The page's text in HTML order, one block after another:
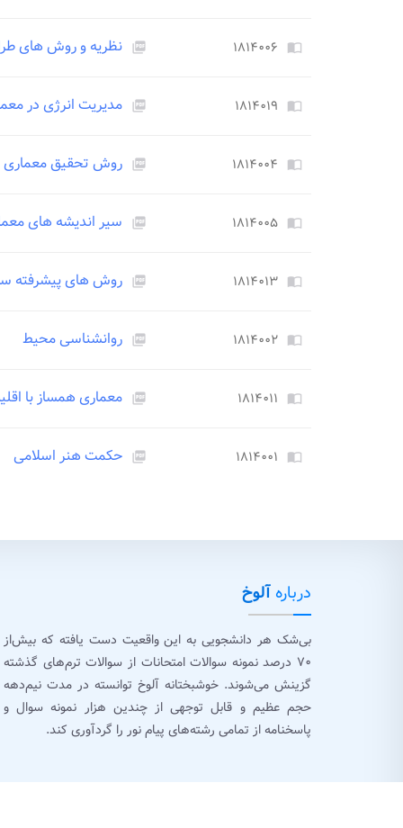
import_contacts ۱۸۱۴۰۰۶ picture_as_pdf نظریه و روش های
import_contacts ۱۸۱۴۰۱۹ picture_as_pdf مدیریت انرژی در
import_contacts ۱۸۱۴۰۰۴ picture_as_pdf روش تحقیق معماری
import_contacts ۱۸۱۴۰۰۵ picture_as_pdf سیر اندیشه های
import_contacts ۱۸۱۴۰۱۳ picture_as_pdf روش های پیشرفته
import_contacts ۱۸۱۴۰۰۲ picture_as_pdf روانشناسی محیط
import_contacts ۱۸۱۴۰۱۱ picture_as_pdf معماری همساز با
import_contacts ۱۸۱۴۰۰۱ picture_as_pdf حکمت هنر اسلامی
درباره آلوخ
بی‌شک هر دانشجویی به این واقعیت دست یافته که بیش‌از
۷۰ درصد نمونه سوالات امتحانات از سوالات ترم‌های گذشته
گزینش می‌شوند. خوشبختانه آلوخ توانسته در مدت نیم‌دهه
حجم عظیم و قابل توجهی از چندین هزار نمونه سوال و
پاسخنامه از تمامی رشته‌های پیام نور را گردآوری کند.